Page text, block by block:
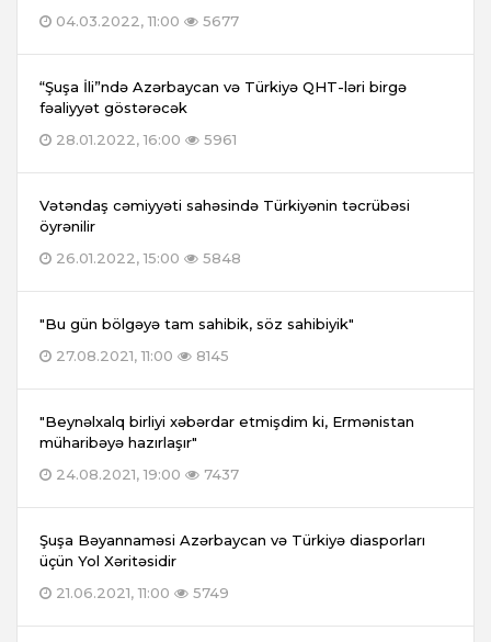
04.03.2022, 11:00
5677
“Şuşa İli”ndə Azərbaycan və Türkiyə QHT-ləri birgə
fəaliyyət göstərəcək
28.01.2022, 16:00
5961
Vətəndaş cəmiyyəti sahəsində Türkiyənin təcrübəsi
öyrənilir
26.01.2022, 15:00
5848
"Bu gün bölgəyə tam sahibik, söz sahibiyik"
27.08.2021, 11:00
8145
"Beynəlxalq birliyi xəbərdar etmişdim ki, Ermənistan
müharibəyə hazırlaşır"
24.08.2021, 19:00
7437
Şuşa Bəyannaməsi Azərbaycan və Türkiyə diasporları
üçün Yol Xəritəsidir
21.06.2021, 11:00
5749